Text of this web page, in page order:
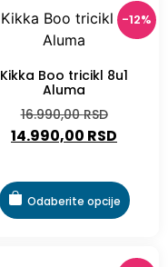
-12%
Kikka Boo tricikl 8u1
Aluma
16.990,00RSD
14.990,00 RSD
Odaberite opcije